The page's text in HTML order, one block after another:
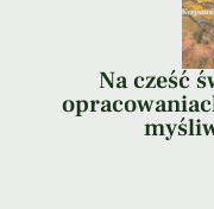
Na cześć